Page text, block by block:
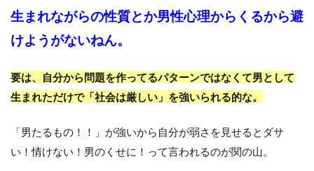
生まれながらの性質とか男性心理からくるから避
けようがないねん。
要は、自分から問題を作ってるパターンではなくて男として
生まれただけで「社会は厳しい」を強いられる的な。
「男たるもの！！」が強いから自分が弱さを見せるとダサ
い！情けない！男のくせに！って言われるのが関の山。